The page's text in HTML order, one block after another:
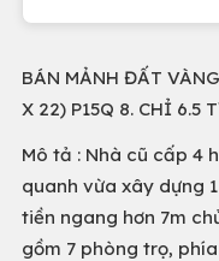
BÁN MẢNH ĐẤT
X 22) P15Q 8. CHỈ 6.5
Mô tả : Nhà cũ cấp 4
quanh vừa xây dựng
tiền ngang hơn 7m
gồm 7 phòng trọ,